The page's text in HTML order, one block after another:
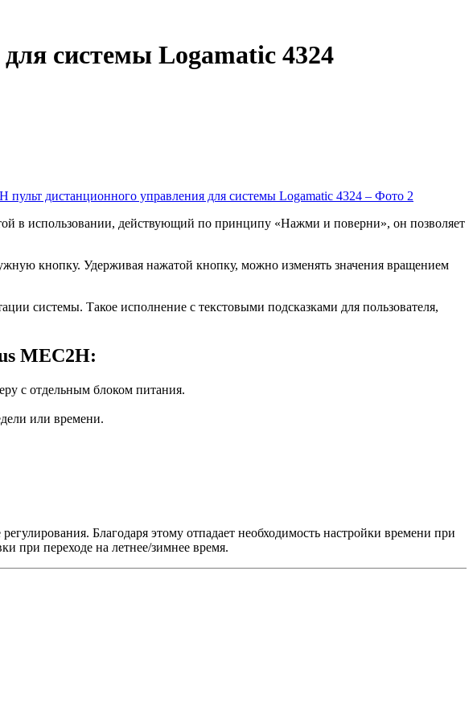
системы Logamatic 4324
в использовании, действующий по принципу «Нажми и поверни», он позволяет
кнопку. Удерживая нажатой кнопку, можно изменять значения вращением
системы. Такое исполнение с текстовыми подсказками для пользователя,
MEC2H:
с отдельным блоком питания.
или времени.
Благодаря этому отпадает необходимость настройки времени при
при переходе на летнее/зимнее время.